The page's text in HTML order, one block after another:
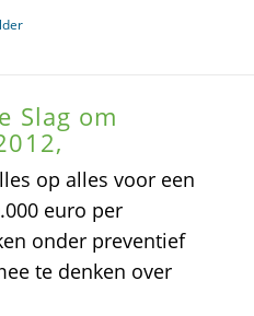
Slag om
op alles voor een
euro per
onder preventief
te denken over